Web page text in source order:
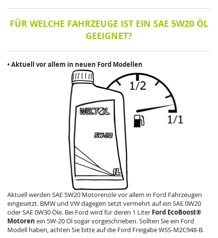
FÜR WELCHE FAHRZEUGE IST EIN SAE 5W20 ÖL
GEEIGNET?
• Aktuell vor allem in neuen Ford Modellen
Aktuell werden SAE 5W20 Motorenöle vor allem in Ford Fahrzeugen
eingesetzt. BMW und VWdagegen setzt vermehrt auf ein SAE 0W20
oderSAE 0W30Öle. Bei Ford wird für deren 1 Liter Ford EcoBoost®
Motoren ein 5W-20 Öl sogar vorgeschrieben. Sollten Sie ein Ford
Modell haben, achten Sie bitte auf die Ford Freigabe WSS-M2C948-B.